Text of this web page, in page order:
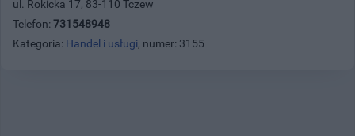
ul. Rokicka 17, 83-110 Tczew
Telefon: 731548948
Kategoria: Handel i usługi, numer: 3155